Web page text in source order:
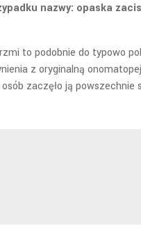
nazwy: opaska
to podobnie do typowo
z oryginalną
zaczęło ją